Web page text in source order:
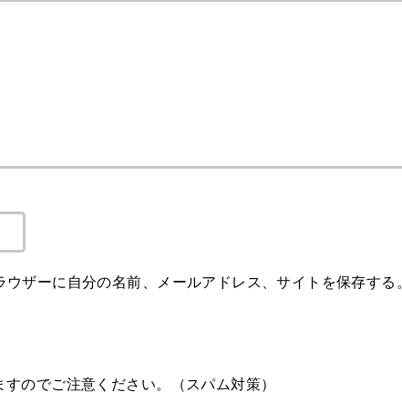
ザーに自分の名前、メールアドレス、サイトを保存する
のでご注意ください。（スパム対策）